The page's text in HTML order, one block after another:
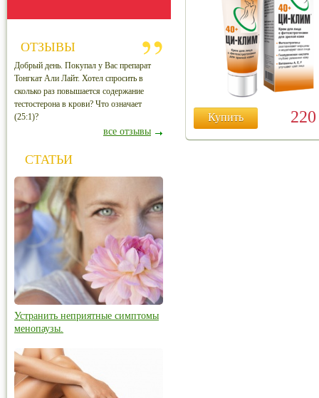
Купить
ОТЗЫВЫ
Добрый день. Покупал у Вас препарат
Тонгкат Али Лайт. Хотел спросить в
сколько раз повышается содержание
тестостерона в крови? Что означает
(25:1)?
все отзывы
СТАТЬИ
Устранить неприятные симптомы
менопаузы.